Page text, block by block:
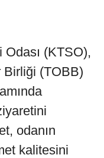
(KTSO),
(TOBB)
odanın
kalitesini